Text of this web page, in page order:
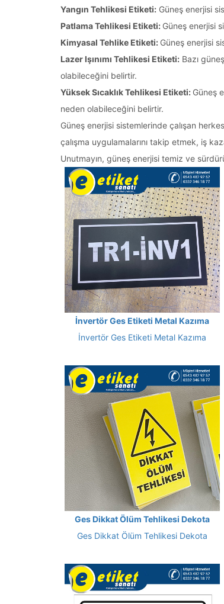
Yangın Tehlikesi Etiketi: Güneş enerjisi
Patlama Tehlikesi Etiketi: Güneş enerjisi
Kimyasal Tehlike Etiketi: Güneş enerjisi
Lazer Işınımı Tehlikesi Etiketi: Bazı
olabileceğini belirtir.
Yüksek Sıcaklık Tehlikesi Etiketi: Güneş
neden olabileceğini belirtir.
Güneş enerjisi sistemlerinde çalışan
çalışma uygulamalarını takip etmek, iş
Unutmayın, güneş enerjisi temiz ve
İnvertör Ges Etiketi Metal Kazıma
İnvertör Ges Etiketi Metal Kazıma
Ges Dikkat Ölüm Tehlikesi Dekota
Ges Dikkat Ölüm Tehlikesi Dekota